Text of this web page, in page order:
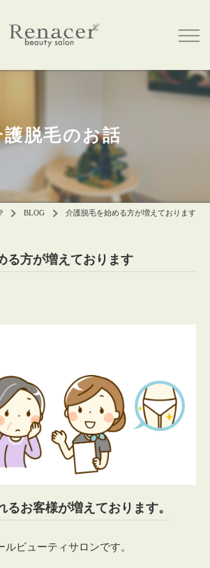
護脱毛のお話
BLOG 介護脱毛を始める方が増えております
る方が増えております
るお客様が増えております。
ルビューティサロンです。